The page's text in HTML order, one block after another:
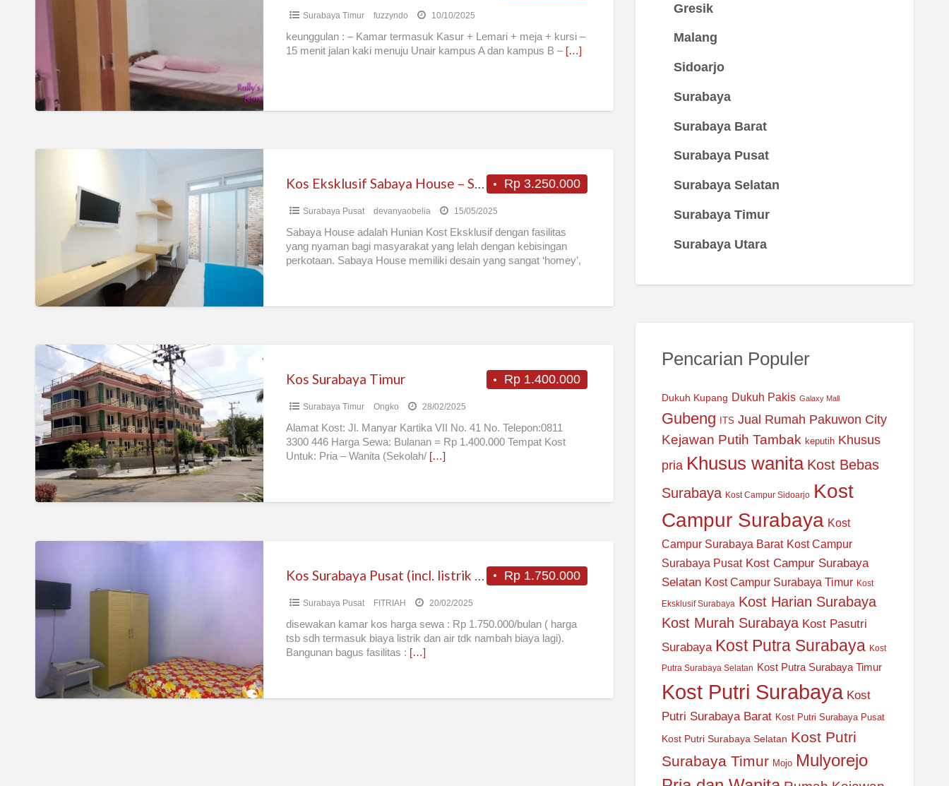
untuk
wanita
di
Surabaya Timur fuzzyndo 10/10/2025
keunggulan : – Kamar termasuk Kasur + Lemari + meja + kursi –
15 menit jalan kaki menuju Unair kampus A dan kampus B – […]
Sabaya
Rp 3.250.000
Kos Eksklusif Sabaya House – Surabaya
Surabaya Pusat devanyaobelia 15/05/2025
Sabaya House adalah Hunian Kost Eksklusif dengan fasilitas
yang nyaman bagi masyarakat yang lelah dengan kebisingan
perkotaan. Sabaya House memiliki desain yang sangat ‘homey’,
Kos
Surabaya
Timur
Rp 1.400.000
Kos Surabaya Timur
Surabaya Timur Ongko 28/02/2025
Alamat Kost: Jl. Manyar Kartika VII No. 41 No. Telepon:0811
3300 446 Harga Sewa: Bulanan = Rp 1.400.000 Tempat Kost
Untuk: Pria – Wanita (Sekolah/ […]
Pusat
(incl.
air)
Rp 1.750.000
Kos Surabaya Pusat (incl. listrik & air)
Surabaya Pusat FITRIAH 20/02/2025
disewakan kamar kos harga sewa : Rp 1.750.000/bulan ( harga
tsb sdh termasuk biaya listrik dan air tdk nambah biaya lagi).
Bangunan bagus fasilitas : […]
Gresik
Malang
Sidoarjo
Surabaya
Surabaya Barat
Surabaya Pusat
Surabaya Selatan
Surabaya Timur
Surabaya Utara
Pencarian Populer
Dukuh Kupang Dukuh Pakis Galaxy Mall
Gubeng ITS Jual Rumah Pakuwon City
Kejawan Putih Tambak keputih Khusus
pria Khusus wanita Kost Bebas
Surabaya Kost Campur Sidoarjo Kost
Campur Surabaya Kost
Campur Surabaya Barat Kost Campur
Surabaya Pusat Kost Campur Surabaya
Selatan Kost Campur Surabaya Timur Kost
Eksklusif Surabaya Kost Harian Surabaya
Kost Murah Surabaya Kost Pasutri
Surabaya Kost Putra Surabaya Kost
Putra Surabaya Selatan Kost Putra Surabaya Timur
Kost Putri Surabaya Kost
Putri Surabaya Barat Kost Putri Surabaya Pusat
Kost Putri Surabaya Selatan Kost Putri
Surabaya Timur Mojo Mulyorejo